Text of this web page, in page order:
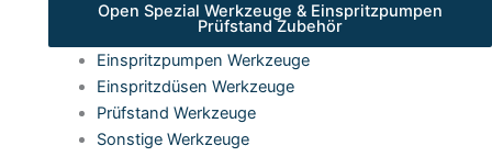
Open Spezial Werkzeuge & Einspritzpumpen
Prüfstand Zubehör
Einspritzpumpen Werkzeuge
Einspritzdüsen Werkzeuge
Prüfstand Werkzeuge
Sonstige Werkzeuge